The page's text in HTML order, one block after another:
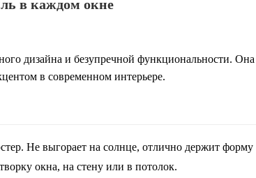
в каждом окне
дизайна и безупречной функциональности. Она
в современном интерьере.
Не выгорает на солнце, отлично держит
окна, на стену или в потолок.